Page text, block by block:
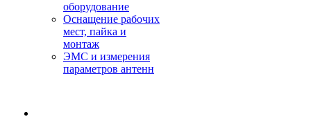
оборудование
Оснащение рабочих
мест, пайка и
монтаж
ЭМС и измерения
параметров антенн